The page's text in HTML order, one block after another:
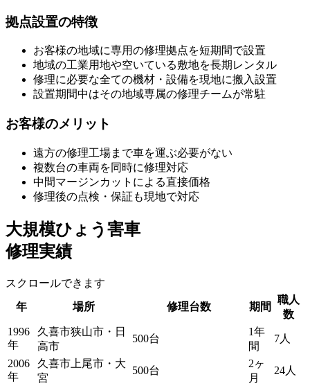
拠点設置の特徴
お客様の地域に専用の修理拠点を短期間で設置
地域の工業用地や空いている敷地を長期レンタル
修理に必要な全ての機材・設備を現地に搬入設置
設置期間中はその地域専属の修理チームが常駐
お客様のメリット
遠方の修理工場まで車を運ぶ必要がない
複数台の車両を同時に修理対応
中間マージンカットによる直接価格
修理後の点検・保証も現地で対応
大規模ひょう害車
修理実績
スクロールできます
年
場所 修理台数 期間
職人
数
1996
年
久喜市狭山市・日
高市
500台
1年
間
7人
2006
年
久喜市上尾市・大
宮
500台
2ヶ
月
24人